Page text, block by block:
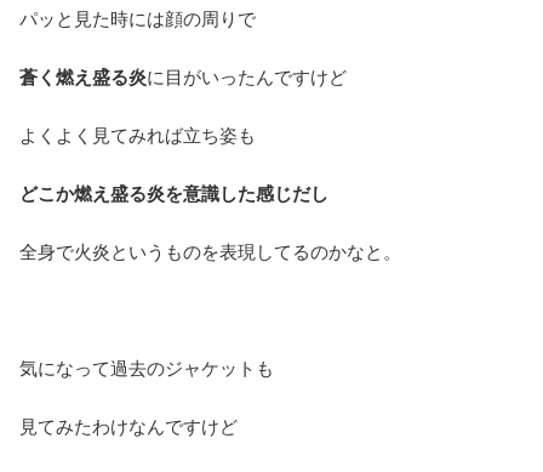
パッと見た時には顔の周りで
蒼く燃え盛る炎に目がいったんですけど
よくよく見てみれば立ち姿も
どこか燃え盛る炎を意識した感じだし
全身で火炎というものを表現してるのかなと。
気になって過去のジャケットも
見てみたわけなんですけど